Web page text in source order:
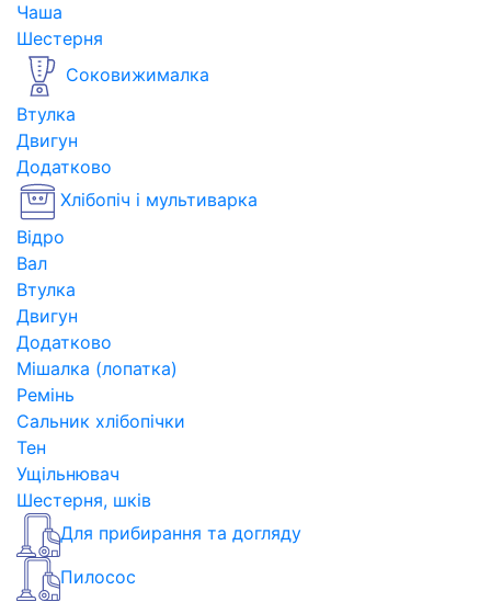
Чаша
Шестерня
Соковижималка
Втулка
Двигун
Додатково
Хлібопіч і мультиварка
Відро
Вал
Втулка
Двигун
Додатково
Мішалка (лопатка)
Ремінь
Сальник хлібопічки
Тен
Ущільнювач
Шестерня, шків
Для прибирання та догляду
Пилосос